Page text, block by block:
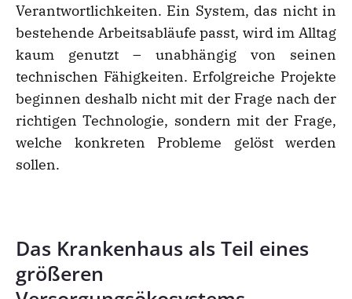
Verantwortlichkeiten. Ein System, das nicht in
bestehende Arbeitsabläufe passt, wird im Alltag
kaum genutzt – unabhängig von seinen
technischen Fähigkeiten. Erfolgreiche Projekte
beginnen deshalb nicht mit der Frage nach der
richtigen Technologie, sondern mit der Frage,
welche konkreten Probleme gelöst werden
sollen.
Das Krankenhaus als Teil eines
größeren